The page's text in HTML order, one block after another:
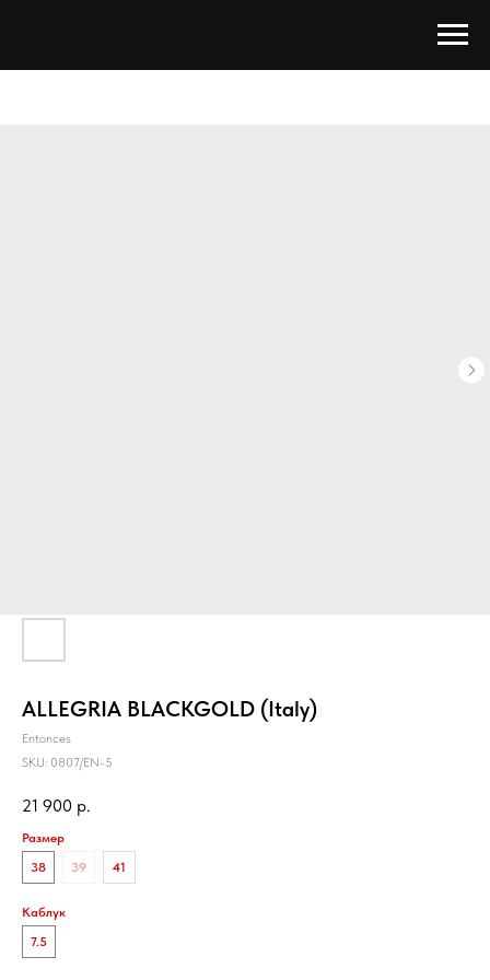
ALLEGRIA BLACKGOLD (Italy)
Entonces
SKU: 0807/EN-5
21 900 р.
Размер
38
39 41
Каблук
7.5